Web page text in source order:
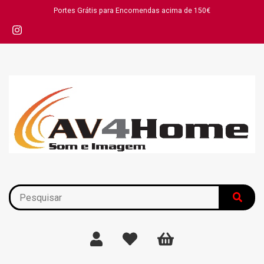
Portes Grátis para Encomendas acima de 150€